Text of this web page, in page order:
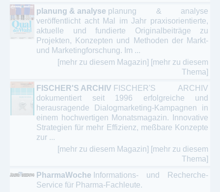
planung & analyse planung & analyse
veröffentlicht acht Mal im Jahr praxisorientierte,
aktuelle und fundierte Originalbeiträge zu
Projekten, Konzepten und Methoden der Markt-
und Marketingforschung. Im ...
[mehr zu diesem Magazin] [mehr zu diesem
Thema]
FISCHER'S ARCHIV FISCHER'S ARCHIV
dokumentiert seit 1996 erfolgreiche und
herausragende Dialogmarketing-Kampagnen in
einem hochwertigen Monatsmagazin. Innovative
Strategien für mehr Effizienz, meßbare Konzepte
zur ...
[mehr zu diesem Magazin] [mehr zu diesem
Thema]
PharmaWoche Informations- und Recherche-
Service für Pharma-Fachleute.